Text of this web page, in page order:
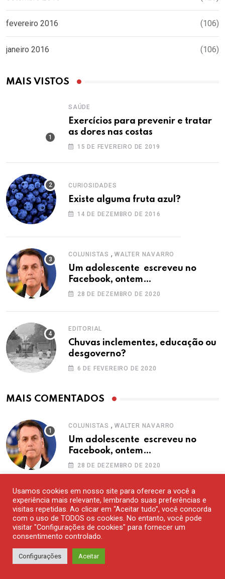
fevereiro 2016 (106)
janeiro 2016 (106)
MAIS VISTOS
SAÚDE
Exercícios para prevenir e tratar
as dores nas costas
15 DE FEVEREIRO DE 2019
CURIOSIDADES
Existe alguma fruta azul?
14 DE DEZEMBRO DE 2016
COLUNISTAS , WALTER NAVARRO
Um adolescente escreveu no
Facebook, ontem…
28 DE DEZEMBRO DE 2020
EDITORIAL
Chuvas inclementes, educação ou
desgoverno?
6 DE FEVEREIRO DE 2020
MAIS COMENTADOS
COLUNISTAS , WALTER NAVARRO
Um adolescente escreveu no
Facebook, ontem…
28 DE DEZEMBRO DE 2020
TURISMO
Berlim – Parte IV: meus
programas favoritos na ex-Berlim
Ocidental
15 DE AGOSTO DE 2020
Usamos cookies em nosso site para oferecer a você a
experiência mais relevante, lembrando suas preferências e
visitas repetidas. Ao clicar em “Aceitar tudo”, você concorda
com o uso de TODOS os cookies. No entanto, você pode
visitar "Configurações de cookies" para fornecer um
consentimento controlado.
Configurações Aceitar